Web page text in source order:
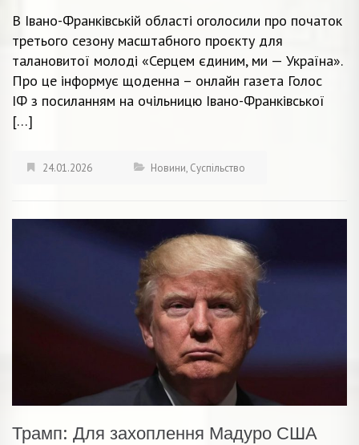
В Івано-Франківській області оголосили про початок
третього сезону масштабного проєкту для
талановитої молоді «Серцем єдиним, ми — Україна».
Про це інформує щоденна – онлайн газета Голос
ІФ з посиланням на очільницю Івано-Франківської
[…]
24.01.2026 Новини, Суспільство
Трамп: Для захоплення Мадуро США